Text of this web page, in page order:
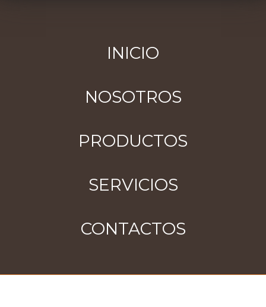
INICIO
NOSOTROS
PRODUCTOS
SERVICIOS
CONTACTOS